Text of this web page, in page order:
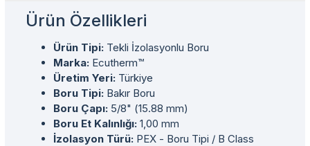
Ürün Özellikleri
Ürün Tipi: Tekli İzolasyonlu Boru
Marka: Ecutherm™
Üretim Yeri: Türkiye
Boru Tipi: Bakır Boru
Boru Çapı: 5/8" (15.88 mm)
Boru Et Kalınlığı: 1,00 mm
İzolasyon Türü: PEX - Boru Tipi / B Class